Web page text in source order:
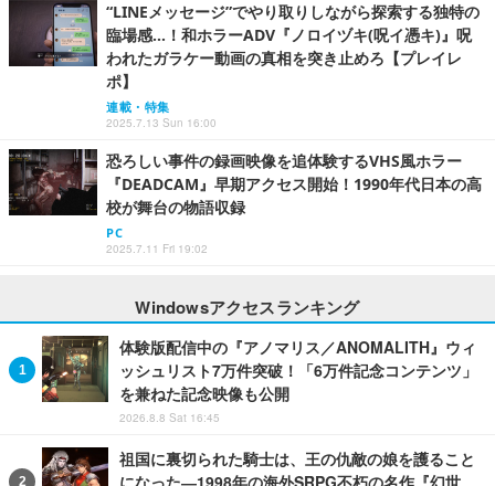
“LINEメッセージ”でやり取りしながら探索する独特の
臨場感…！和ホラーADV『ノロイヅキ(呪イ憑キ)』呪
われたガラケー動画の真相を突き止めろ【プレイレ
ポ】
連載・特集
2025.7.13 Sun 16:00
恐ろしい事件の録画映像を追体験するVHS風ホラー
『DEADCAM』早期アクセス開始！1990年代日本の高
校が舞台の物語収録
PC
2025.7.11 Fri 19:02
Windowsアクセスランキング
体験版配信中の『アノマリス／ANOMALITH』ウィ
ッシュリスト7万件突破！「6万件記念コンテンツ」
を兼ねた記念映像も公開
2026.8.8 Sat 16:45
祖国に裏切られた騎士は、王の仇敵の娘を護ること
になった―1998年の海外SRPG不朽の名作『幻世